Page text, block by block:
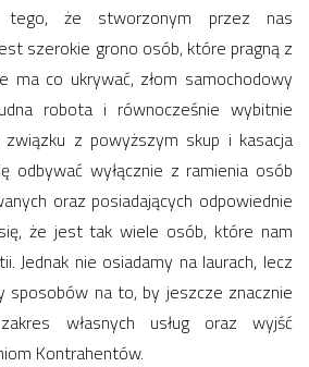
że stworzonym przez nas
szerokie grono osób, które pragną z
ma co ukrywać, złom samochodowy
robota i równocześnie wybitnie
z powyższym skup i kasacja
odbywać wyłącznie z ramienia osób
oraz posiadających odpowiednie
że jest tak wiele osób, które nam
Jednak nie osiadamy na laurach, lecz
sposobów na to, by jeszcze znacznie
własnych usług oraz wyjść
Kontrahentów.